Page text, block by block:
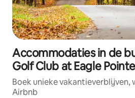
Accommodaties in de
Golf Club at Eagle Pointe
Boek unieke vakantieverblijven,
Airbnb